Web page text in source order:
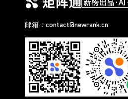
邮箱：contact@newrank.cn